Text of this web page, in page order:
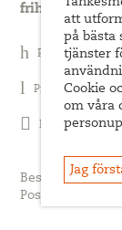
frihets- och
Prenumerera
Prenumerera
Följ oss på
Besöksadress:
Postadress: c/o
att
på bästa
tjänster
Cookie
om våra
Jag